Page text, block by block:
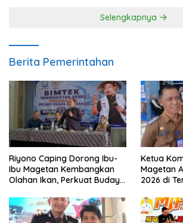
Selengkapnya
Berita Pemerintahan
Riyono Caping Dorong Ibu-
Ibu Magetan Kembangkan
Olahan Ikan, Perkuat Budaya
Ketua
Magetan
2026 di